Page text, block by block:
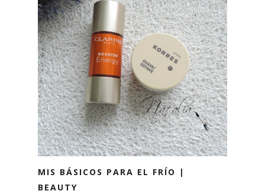
MIS BÁSICOS PARA EL FRÍO |
BEAUTY